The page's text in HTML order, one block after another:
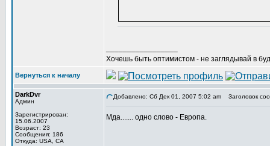
Хочешь быть оптимистом - не заглядывай в
Вернуться к началу
DarkDvr
Админ
Зарегистрирован:
15.06.2007
Возраст: 23
Сообщения: 186
Откуда: USA, CA
Добавлено: Сб Дек 01, 2007 5:02 am Заголовок
Мда....... одно слово - Европа.